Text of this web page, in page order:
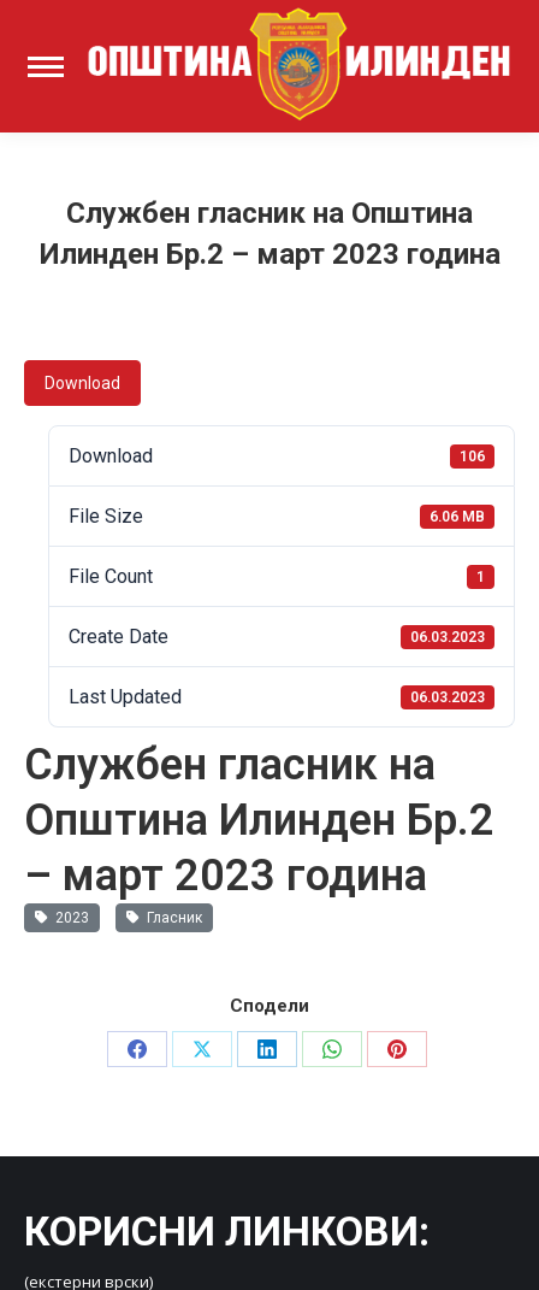
Службен гласник на Општина
Илинден Бр.2 – март 2023 година
Download
Download 106
File Size 6.06 MB
File Count 1
Create Date 06.03.2023
Last Updated 06.03.2023
Службен гласник на
Општина Илинден Бр.2
– март 2023 година
2023 Гласник
Сподели
Share
Share
Share
Share
Share
КОРИСНИ ЛИНКОВИ:
(екстерни врски)